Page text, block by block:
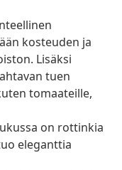
kosteuden ja
Lisäksi
tuen
tomaateille,
on rottinkia
eleganttia